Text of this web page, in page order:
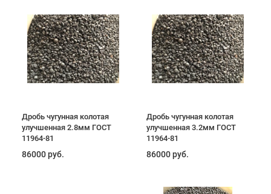
Дробь чугунная колотая
улучшенная 2.8мм ГОСТ
11964-81
86000 руб.
Дробь чугунная колотая
улучшенная 3.2мм ГОСТ
11964-81
86000 руб.